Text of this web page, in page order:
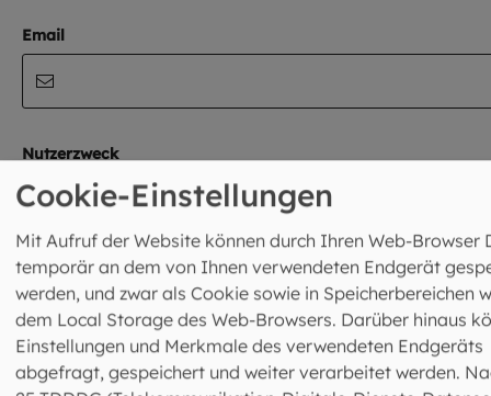
Email
Nutzerzweck
Bitte teilen Sie uns den Grund Ihres Besuchs mit:
I'm not a robot
Protected byALTCHA
Cookie-Einstellungen
Mit Aufruf der Website können durch Ihren Web-Browser
temporär an dem von Ihnen verwendeten Endgerät
werden, und zwar als Cookie sowie in Speicherbereichen
dem Local Storage des Web-Browsers. Darüber hinaus
Einstellungen und Merkmale des verwendeten Endgeräts
abgefragt, gespeichert und weiter verarbeitet werden.